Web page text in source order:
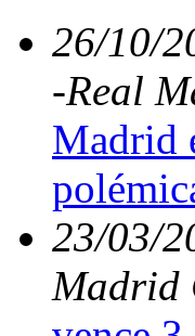
26/10/
-Real
Madrid
23/03/
Madrid